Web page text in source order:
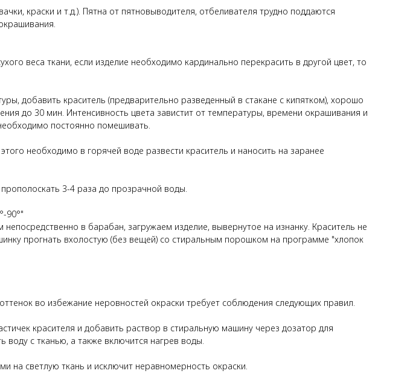
краски и т.д.). Пятна от пятновыводителя, отбеливателя трудно поддаются
веса ткани, если изделие необходимо кардинально перекрасить в другой цвет, то
добавить краситель (предварительно разведенный в стакане с кипятком), хорошо
до 30 мин. Интенсивность цвета завистит от температуры, времени окрашивания и
постоянно помешивать.
необходимо в горячей воде развести краситель и наносить на заранее
3-4 раза до прозрачной воды.
90°"
в барабан, загружаем изделие, вывернутое на изнанку. Краситель не
прогнать вхолостую (без вещей) со стиральным порошком на программе "хлопок
во избежание неровностей окраски требует соблюдения следующих правил.
красителя и добавить раствор в стиральную машину через дозатор для
с тканью, а также включится нагрев воды.
на светлую ткань и исключит неравномерность окраски.